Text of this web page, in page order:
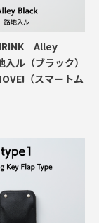
｜Alley
ル（ブラック）
（スマートム